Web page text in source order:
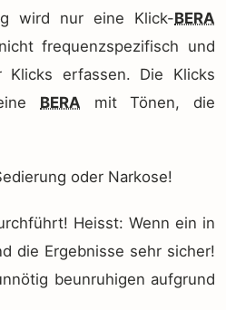
wird nur eine Klick-BERA
frequenzspezifisch und
erfassen. Die Klicks
BERA mit Tönen, die
oder Narkose!
Heisst: Wenn ein in
die Ergebnisse sehr sicher!
beunruhigen aufgrund